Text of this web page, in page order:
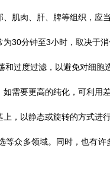
肉、肝、脾等组织，应
分钟至3小时，取决于消
过度过滤，以避免对细胞造
要更高的纯化，可利用差
以静态或旋转的方式进
多领域。同时，也有许